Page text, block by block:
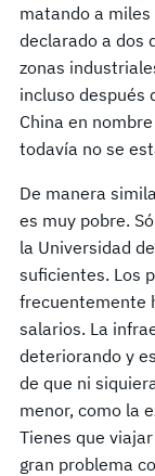
matando a miles
declarado a dos
zonas
incluso después
China en
todavía no se
De manera
es muy pobre.
la Universidad
suficientes. Los
frecuentemente
salarios. La
deteriorando y
de que ni
menor, como la
Tienes que
gran problema